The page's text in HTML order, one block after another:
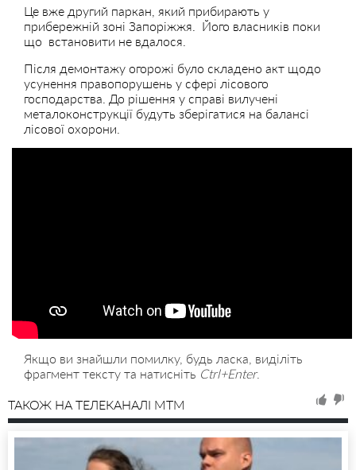
Це вже другий паркан, який прибирають у
прибережній зоні Запоріжжя. Його власників поки
що встановити не вдалося.
Після демонтажу огорожі було складено акт щодо
усунення правопорушень у сфері лісового
господарства. До рішення у справі вилучені
металоконструкції будуть зберігатися на балансі
лісової охорони.
Якщо ви знайшли помилку, будь ласка, виділіть
фрагмент тексту та натисніть Ctrl+Enter.
ТАКОЖ НА ТЕЛЕКАНАЛІ MTM